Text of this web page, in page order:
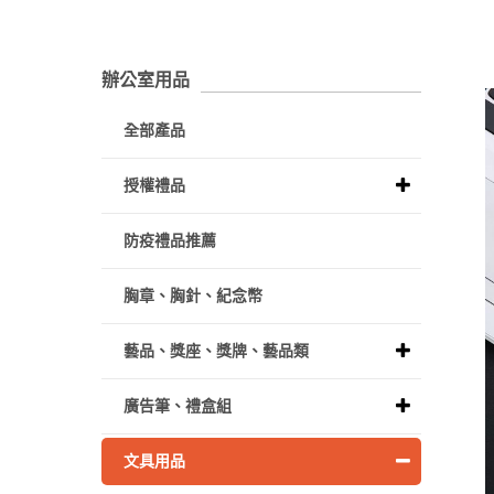
辦公室用品
全部產品
授權禮品
防疫禮品推薦
胸章、胸針、紀念幣
藝品、獎座、獎牌、藝品類
廣告筆、禮盒組
文具用品